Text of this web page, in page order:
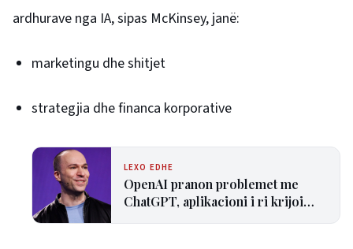
ardhurave nga IA, sipas McKinsey, janë:
marketingu dhe shitjet
strategjia dhe financa korporative
LEXO EDHE
OpenAI pranon problemet me
ChatGPT, aplikacioni i ri krijoi